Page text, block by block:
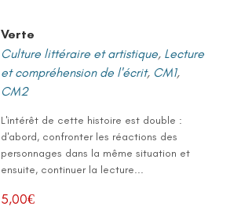
Verte
Culture littéraire et artistique, Lecture
et compréhension de l'écrit, CM1,
CM2
L'intérêt de cette histoire est double :
d'abord, confronter les réactions des
personnages dans la même situation et
ensuite, continuer la lecture...
5,00€